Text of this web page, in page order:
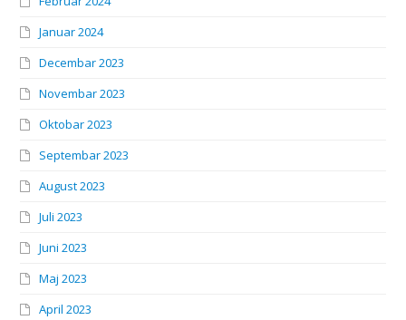
Januar 2024
Decembar 2023
Novembar 2023
Oktobar 2023
Septembar 2023
August 2023
Juli 2023
Juni 2023
Maj 2023
April 2023